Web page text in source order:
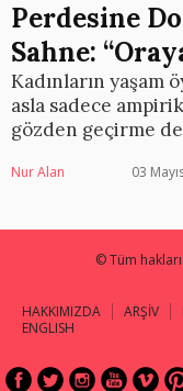
Perdesine
Sahne:
Kadınların
asla sadece
gözden geçirme
Nur Alan 03
© Tüm
HAKKIMIZDA ARŞİV
ENGLISH